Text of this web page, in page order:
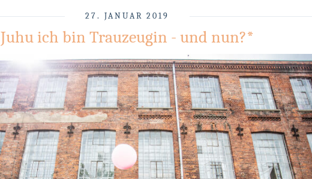
27. JANUAR 2019
Juhu ich bin Trauzeugin - und nun?*